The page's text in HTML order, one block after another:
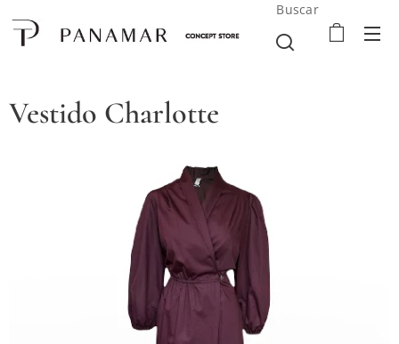
Buscar
Vestido Charlotte